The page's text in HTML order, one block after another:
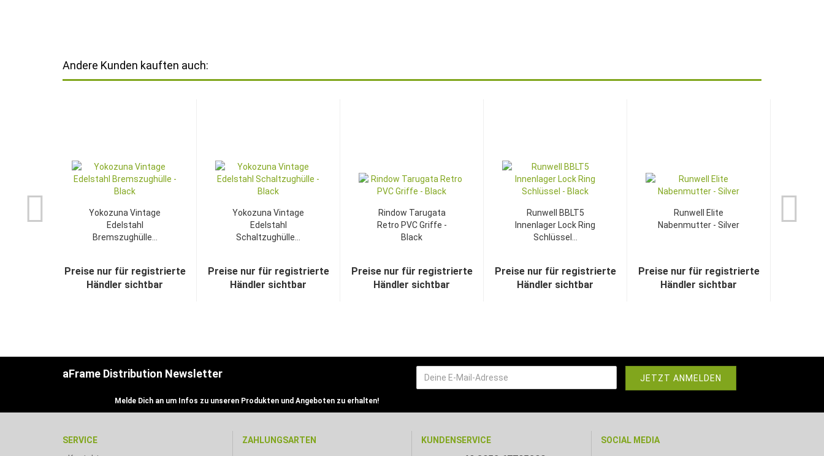
Andere Kunden kauften auch:
Yokozuna Vintage
Edelstahl
Bremszughülle...
Preise nur für registrierte
Händler sichtbar
Yokozuna Vintage
Edelstahl
Schaltzughülle...
Preise nur für registrierte
Händler sichtbar
Rindow Tarugata
Retro PVC Griffe -
Black
Preise nur für registrierte
Händler sichtbar
Runwell BBLT5
Innenlager Lock Ring
Schlüssel...
Preise nur für registrierte
Händler sichtbar
Runwell Elite
Nabenmutter - Silver
Preise nur für registrierte
Händler sichtbar
aFrame Distribution Newsletter
Melde Dich an um Infos zu unseren Produkten und Angeboten zu erhalten!
SERVICE
ZAHLUNGSARTEN KUNDENSERVICE SOCIAL MEDIA